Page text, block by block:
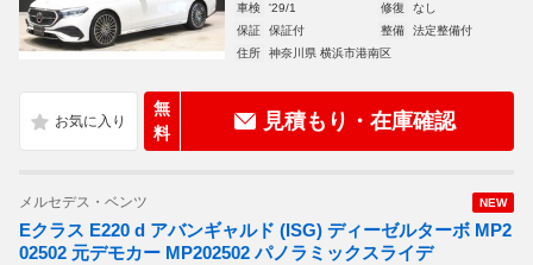
車検
'29/1 修復
なし
保証
保証付 整備
法定整備付
住所
神奈川県 横浜市港南区
無
料
見積もり・在庫確認
NEW
メルセデス・ベンツ
Eクラス E220 d アバンギャルド (ISG) ディーゼルターボ MP2
02502 元デモカー MP202502 パノラミックスライデ